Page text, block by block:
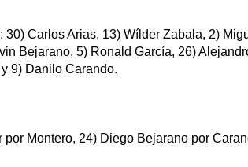
Carlos Arias, 13) Wílder Zabala, 2)
Bejarano, 5) Ronald García, 26)
9) Danilo Carando.
Montero, 24) Diego Bejarano por